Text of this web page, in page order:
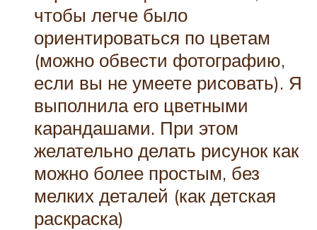
чтобы легче было
ориентироваться по цветам
(можно обвести фотографию,
если вы не умеете рисовать). Я
выполнила его цветными
карандашами. При этом
желательно делать рисунок как
можно более простым, без
мелких деталей (как детская
раскраска)